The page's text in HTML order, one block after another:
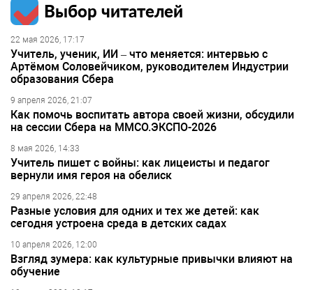
Выбор читателей
22 мая 2026, 17:17
Учитель, ученик, ИИ – что меняется: интервью с
Артёмом Соловейчиком, руководителем Индустрии
образования Сбера
9 апреля 2026, 21:07
Как помочь воспитать автора своей жизни, обсудили
на сессии Сбера на ММСО.ЭКСПО-2026
8 мая 2026, 14:33
Учитель пишет с войны: как лицеисты и педагог
вернули имя героя на обелиск
29 апреля 2026, 22:48
Разные условия для одних и тех же детей: как
сегодня устроена среда в детских садах
10 апреля 2026, 12:00
Взгляд зумера: как культурные привычки влияют на
обучение